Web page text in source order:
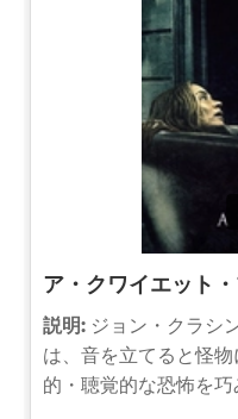
ア・クワイエット
説明: ジョン・クラシ
は、音を立てると怪
的・聴覚的な恐怖を巧